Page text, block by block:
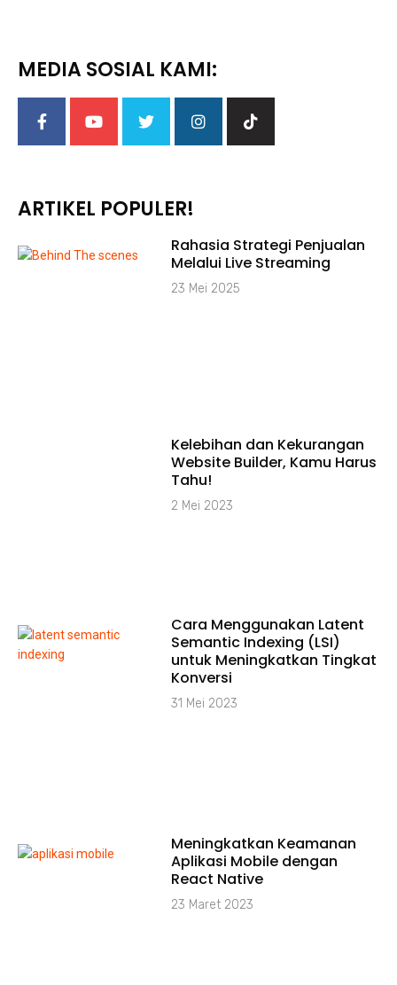
MEDIA SOSIAL KAMI:
ARTIKEL POPULER!
Rahasia Strategi Penjualan
Melalui Live Streaming
23 Mei 2025
Kelebihan dan Kekurangan
Website Builder, Kamu Harus
Tahu!
2 Mei 2023
Cara Menggunakan Latent
Semantic Indexing (LSI)
untuk Meningkatkan Tingkat
Konversi
31 Mei 2023
Meningkatkan Keamanan
Aplikasi Mobile dengan
React Native
23 Maret 2023